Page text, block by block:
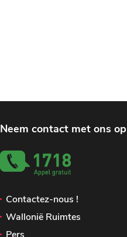
Neem contact met ons op
Contactez-nous !
Wallonië Ruimtes